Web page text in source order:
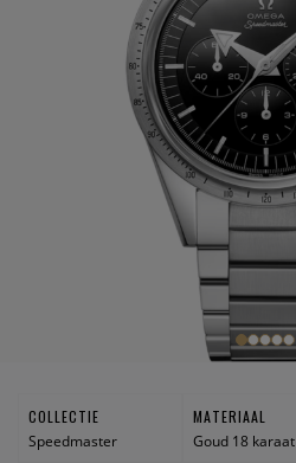
COLLECTIE
Speedmaster
MATERIAAL
Goud 18 karaat